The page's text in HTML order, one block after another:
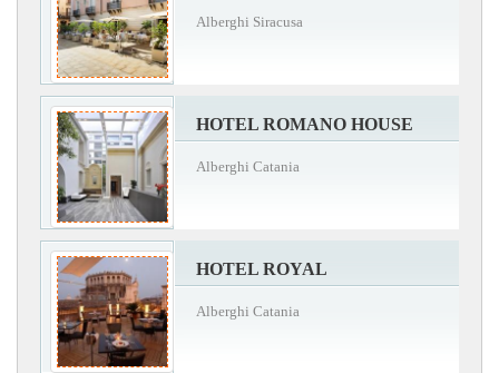
Alberghi Siracusa
HOTEL ROMANO HOUSE
Alberghi Catania
HOTEL ROYAL
Alberghi Catania